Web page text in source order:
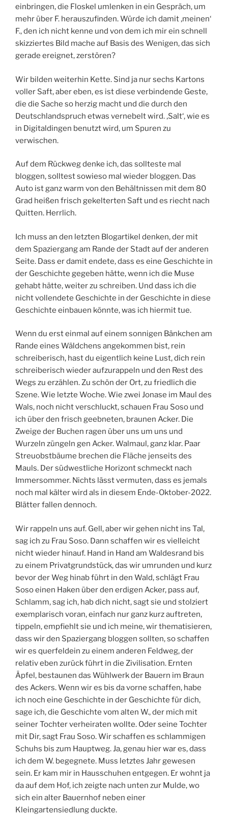
einbringen, die Floskel umlenken in ein Gespräch, um
mehr über F. herauszufinden. Würde ich damit ‚meinen‘
F., den ich nicht kenne und von dem ich mir ein schnell
skizziertes Bild mache auf Basis des Wenigen, das sich
gerade ereignet, zerstören?
Wir bilden weiterhin Kette. Sind ja nur sechs Kartons
voller Saft, aber eben, es ist diese verbindende Geste,
die die Sache so herzig macht und die durch den
Deutschlandspruch etwas vernebelt wird. ‚Salt‘, wie es
in Digitaldingen benutzt wird, um Spuren zu
verwischen.
Auf dem Rückweg denke ich, das sollteste mal
bloggen, solltest sowieso mal wieder bloggen. Das
Auto ist ganz warm von den Behältnissen mit dem 80
Grad heißen frisch gekelterten Saft und es riecht nach
Quitten. Herrlich.
Ich muss an den letzten Blogartikel denken, der mit
dem Spaziergang am Rande der Stadt auf der anderen
Seite. Dass er damit endete, dass es eine Geschichte in
der Geschichte gegeben hätte, wenn ich die Muse
gehabt hätte, weiter zu schreiben. Und dass ich die
nicht vollendete Geschichte in der Geschichte in diese
Geschichte einbauen könnte, was ich hiermit tue.
Wenn du erst einmal auf einem sonnigen Bänkchen am
Rande eines Wäldchens angekommen bist, rein
schreiberisch, hast du eigentlich keine Lust, dich rein
schreiberisch wieder aufzurappeln und den Rest des
Wegs zu erzählen. Zu schön der Ort, zu friedlich die
Szene. Wie letzte Woche. Wie zwei Jonase im Maul des
Wals, noch nicht verschluckt, schauen Frau Soso und
ich über den frisch geebneten, braunen Acker. Die
Zweige der Buchen ragen über uns um uns und
Wurzeln züngeln gen Acker. Walmaul, ganz klar. Paar
Streuobstbäume brechen die Fläche jenseits des
Mauls. Der südwestliche Horizont schmeckt nach
Immersommer. Nichts lässt vermuten, dass es jemals
noch mal kälter wird als in diesem Ende-Oktober-2022.
Blätter fallen dennoch.
Wir rappeln uns auf. Gell, aber wir gehen nicht ins Tal,
sag ich zu Frau Soso. Dann schaffen wir es vielleicht
nicht wieder hinauf. Hand in Hand am Waldesrand bis
zu einem Privatgrundstück, das wir umrunden und kurz
bevor der Weg hinab führt in den Wald, schlägt Frau
Soso einen Haken über den erdigen Acker, pass auf,
Schlamm, sag ich, hab dich nicht, sagt sie und stolziert
exemplarisch voran, einfach nur ganz kurz auftreten,
tippeln, empfiehlt sie und ich meine, wir thematisieren,
dass wir den Spaziergang bloggen sollten, so schaffen
wir es querfeldein zu einem anderen Feldweg, der
relativ eben zurück führt in die Zivilisation. Ernten
Äpfel, bestaunen das Wühlwerk der Bauern im Braun
des Ackers. Wenn wir es bis da vorne schaffen, habe
ich noch eine Geschichte in der Geschichte für dich,
sage ich, die Geschichte vom alten W., der mich mit
seiner Tochter verheiraten wollte. Oder seine Tochter
mit Dir, sagt Frau Soso. Wir schaffen es schlammigen
Schuhs bis zum Hauptweg. Ja, genau hier war es, dass
ich dem W. begegnete. Muss letztes Jahr gewesen
sein. Er kam mir in Hausschuhen entgegen. Er wohnt ja
da auf dem Hof, ich zeigte nach unten zur Mulde, wo
sich ein alter Bauernhof neben einer
Kleingartensiedlung duckte.